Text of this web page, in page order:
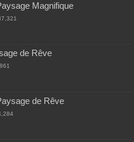
Magnifique
de Rêve
de Rêve